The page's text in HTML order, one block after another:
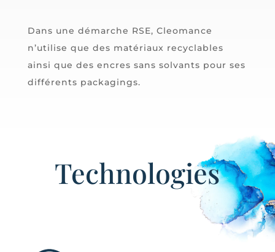
Dans une démarche RSE, Cleomance
n’utilise que des matériaux recyclables
ainsi que des encres sans solvants pour ses
différents packagings.
Technologies